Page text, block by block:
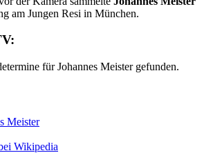
am Jungen Resi in München.
für Johannes Meister gefunden.
Meister
Wikipedia